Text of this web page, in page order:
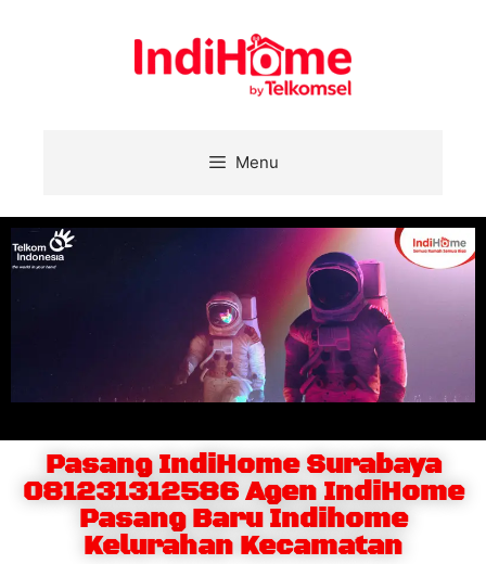
Menu
Pasang IndiHome Surabaya
081231312586 Agen IndiHome
Pasang Baru Indihome
Kelurahan Kecamatan